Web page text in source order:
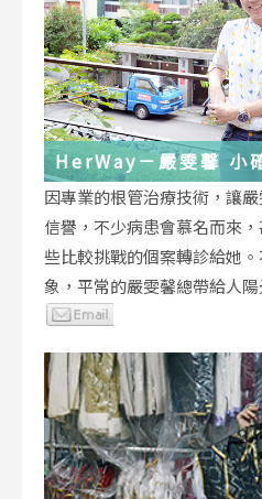
HerWay－嚴雯馨 小
小確幸
因專業的根管治療技術，讓
信譽，不少病患會慕名而來
些比較挑戰的個案轉診給她
象，平常的嚴雯馨總帶給人